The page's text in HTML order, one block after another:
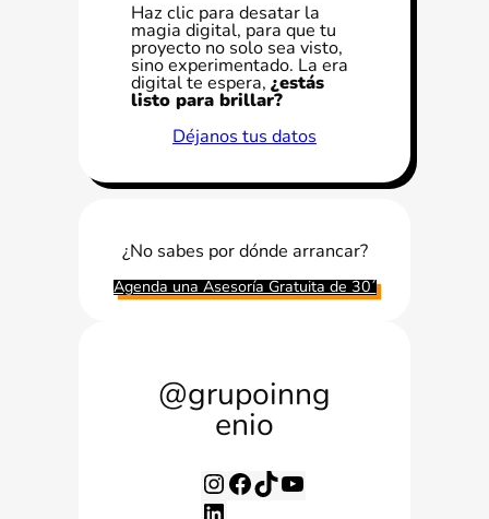
Haz clic para desatar la
magia digital, para que tu
proyecto no solo sea visto,
sino experimentado. La era
digital te espera,¿estás
listo para brillar?
Déjanos tus datos
¿No sabes por dónde arrancar?
Agenda una Asesoría Gratuita de 30´
@grupoinng
enio
I
n
F
a
T
i